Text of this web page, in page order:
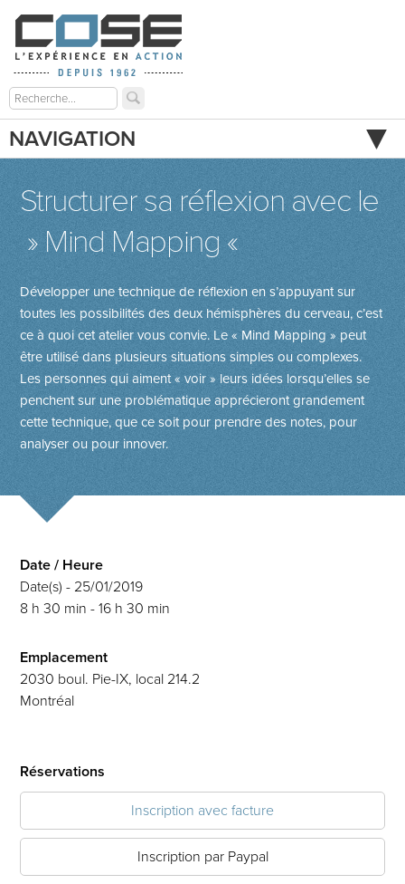
NAVIGATION
Structurer sa réflexion avec le
» Mind Mapping «
Développer une technique de réflexion en s’appuyant sur
toutes les possibilités des deux hémisphères du cerveau, c’est
ce à quoi cet atelier vous convie. Le « Mind Mapping » peut
être utilisé dans plusieurs situations simples ou complexes.
Les personnes qui aiment « voir » leurs idées lorsqu’elles se
penchent sur une problématique apprécieront grandement
cette technique, que ce soit pour prendre des notes, pour
analyser ou pour innover.
Date / Heure
Date(s) - 25/01/2019
8 h 30 min - 16 h 30 min
Emplacement
2030 boul. Pie-IX, local 214.2
Montréal
Réservations
Inscription avec facture
Inscription par Paypal